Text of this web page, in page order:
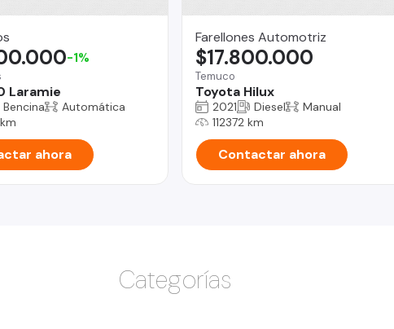
Laramie
-1%
Bencina
Automática
ahora
Farellones Automotriz
Temuco
Toyota Hilux
$17.800.000
2021 Diesel
Manual
112372 km
Contactar ahora
Categorías